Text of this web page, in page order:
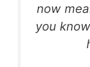
now
you